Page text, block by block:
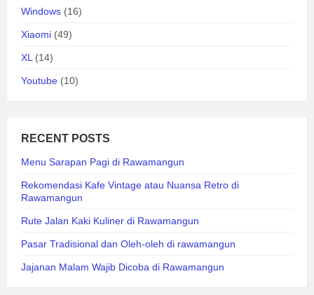
Windows (16)
Xiaomi (49)
XL (14)
Youtube (10)
RECENT POSTS
Menu Sarapan Pagi di Rawamangun
Rekomendasi Kafe Vintage atau Nuansa Retro di
Rawamangun
Rute Jalan Kaki Kuliner di Rawamangun
Pasar Tradisional dan Oleh-oleh di rawamangun
Jajanan Malam Wajib Dicoba di Rawamangun